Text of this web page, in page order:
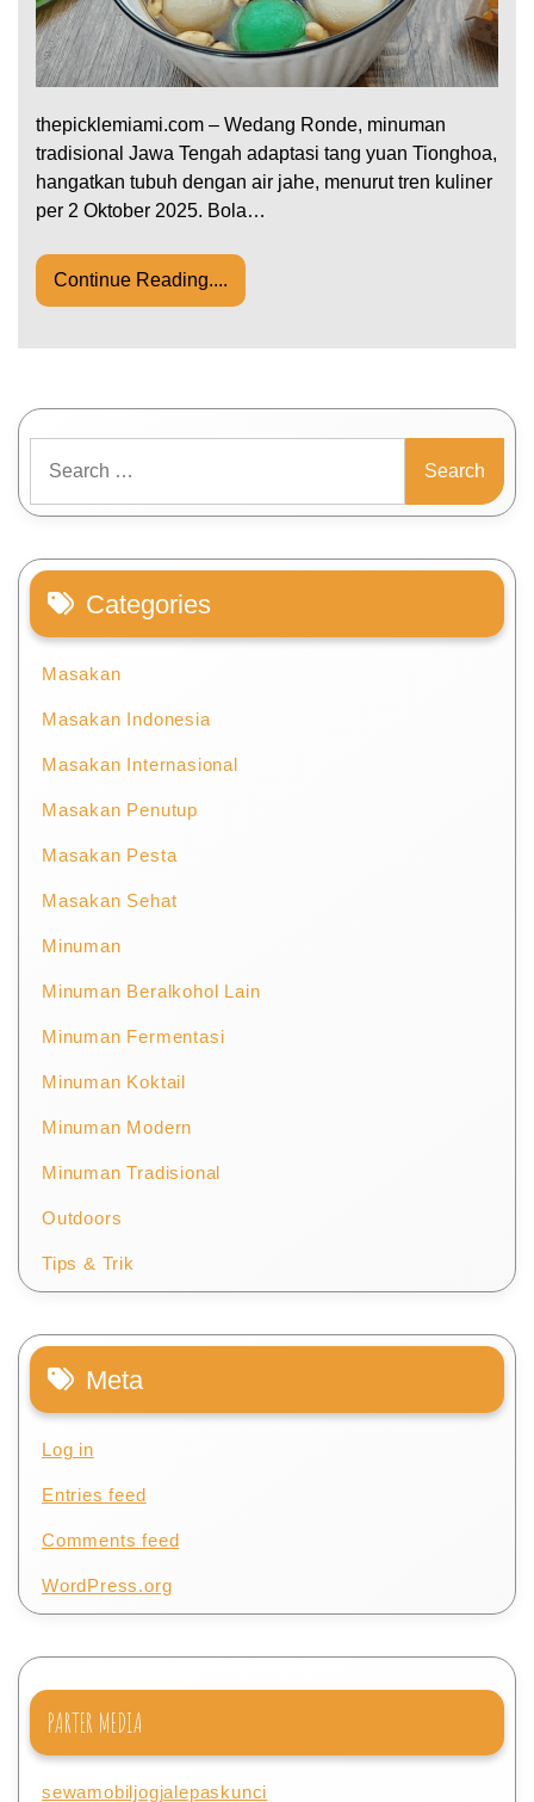
thepicklemiami.com – Wedang Ronde, minuman
tradisional Jawa Tengah adaptasi tang yuan Tionghoa,
hangatkan tubuh dengan air jahe, menurut tren kuliner
per 2 Oktober 2025. Bola…
Continue Reading....
for:
Categories
Masakan
Masakan Indonesia
Masakan Internasional
Masakan Penutup
Masakan Pesta
Masakan Sehat
Minuman
Minuman Beralkohol Lain
Minuman Fermentasi
Minuman Koktail
Minuman Modern
Minuman Tradisional
Outdoors
Tips & Trik
Meta
Log in
Entries feed
Comments feed
WordPress.org
PARTER MEDIA
sewamobiljogjalepaskunci